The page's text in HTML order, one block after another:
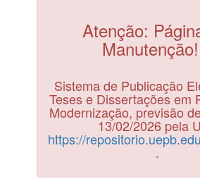
Atenção:
Sistema de Publicação
Teses e Dissertações em
Modernização, previsão
13/02/2026 pela
https://
.